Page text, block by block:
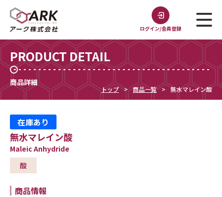
ログイン/会員登録
PRODUCT DETAIL
商品詳細
トップ 商品一覧 無水マレイン酸
在庫あり
無水マレイン酸
Maleic Anhydride
酸
商品情報